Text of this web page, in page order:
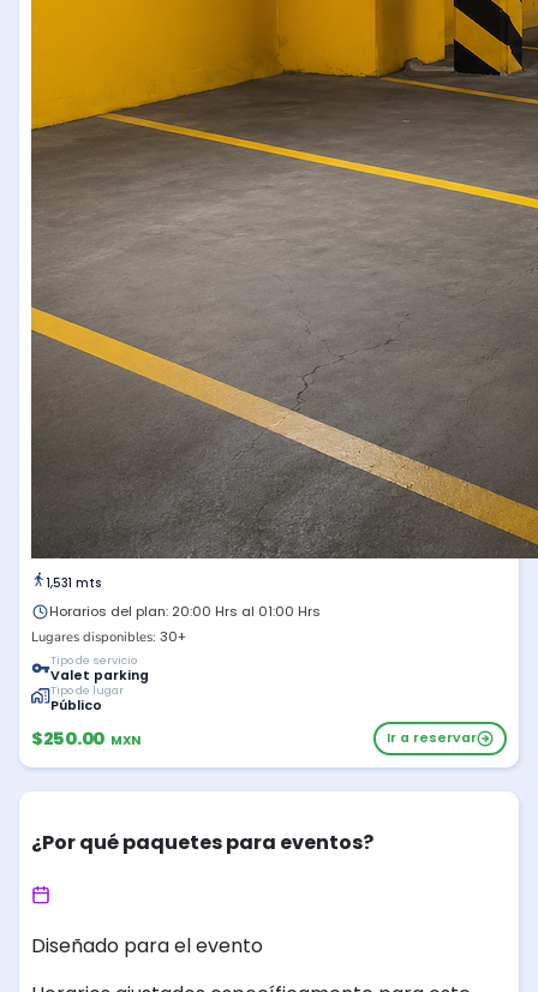
1,531 mts
Horarios del plan: 20:00 Hrs al 01:00 Hrs
Lugares disponibles: 30+
Tipo de servicio
Valet parking
Tipo de lugar
Público
$250.00 MXN Ir a reservar
¿Por qué paquetes para eventos?
Diseñado para el evento